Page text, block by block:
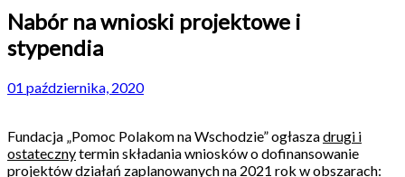
Nabór na wnioski projektowe i
stypendia
01 października, 2020
Fundacja „Pomoc Polakom na Wschodzie” ogłaszadrugi i
ostatecznytermin składania wniosków o dofinansowanie
projektów działań zaplanowanych na 2021 rok w obszarach: